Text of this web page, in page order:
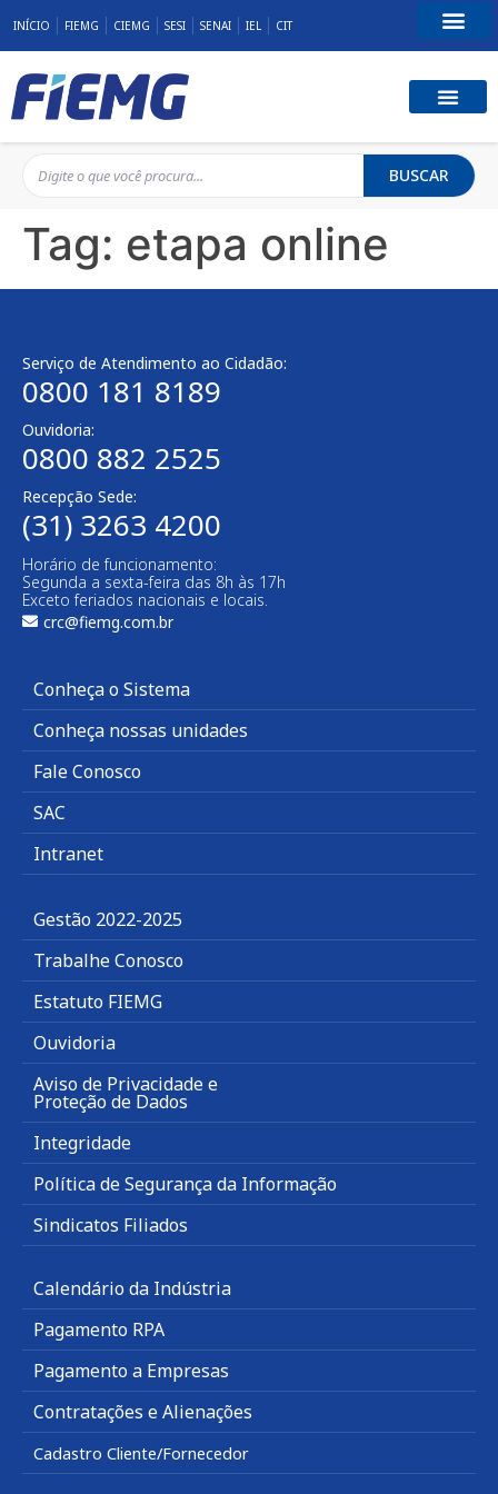
INÍCIO FIEMG CIEMG SESI SENAI IEL CIT
BUSCAR
Tag: etapa online
Serviço de Atendimento ao Cidadão:
0800 181 8189
Ouvidoria:
0800 882 2525
Recepção Sede:
(31) 3263 4200
Horário de funcionamento:
Segunda a sexta-feira das 8h às 17h
Exceto feriados nacionais e locais.
crc@fiemg.com.br
Conheça o Sistema
Conheça nossas unidades
Fale Conosco
SAC
Intranet
Gestão 2022-2025
Trabalhe Conosco
Estatuto FIEMG
Ouvidoria
Aviso de Privacidade e
Proteção de Dados
Integridade
Política de Segurança da Informação
Sindicatos Filiados
Calendário da Indústria
Pagamento RPA
Pagamento a Empresas
Contratações e Alienações
Cadastro Cliente/Fornecedor